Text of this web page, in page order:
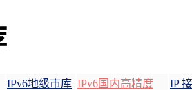
IPv6地级市库 IPv6国内高精度
IP